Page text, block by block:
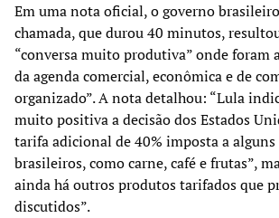
Em uma nota oficial, o governo
chamada, que durou 40 minutos,
“conversa muito produtiva” onde foram
da agenda comercial, econômica e de
organizado”. A nota detalhou: “Lula
muito positiva a decisão dos Estados
tarifa adicional de 40% imposta a
brasileiros, como carne, café e frutas”,
ainda há outros produtos tarifados que
discutidos”.